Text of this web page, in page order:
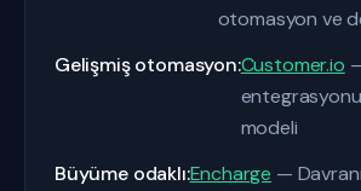
otomasyon ve
Gelişmiş otomasyon:Customer.io
modeli
Büyüme odaklı:Encharge —